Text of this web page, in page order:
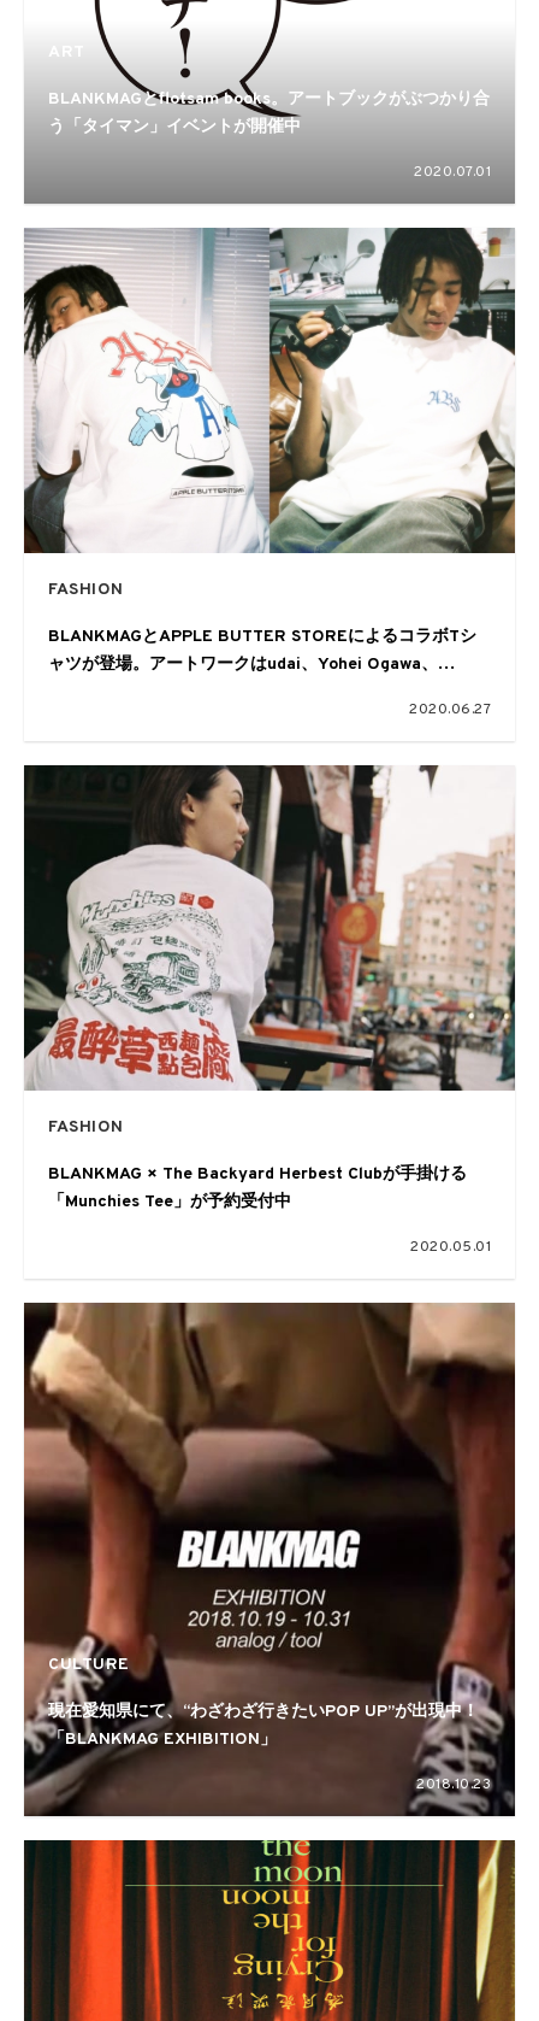
ART
BLANKMAGとflotsam books。アートブックがぶつかり合
う「タイマン」イベントが開催中
2020.07.01
FASHION
BLANKMAGとAPPLE BUTTER STOREによるコラボTシ
ャツが登場。アートワークはudai、Yohei Ogawa、
2020.06.27
FASHION
BLANKMAG × The Backyard Herbest Clubが手掛ける
「Munchies Tee」が予約受付中
2020.05.01
CULTURE
現在愛知県にて、“わざわざ行きたいPOP UP”が出現中！
「BLANKMAG EXHIBITION」
2018.10.23